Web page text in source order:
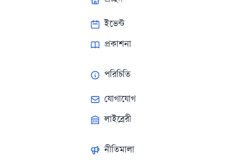
ইভেন্ট
প্রকাশনা
পরিচিতি
যোগাযোগ
লাইব্রেরী
নীতিমালা